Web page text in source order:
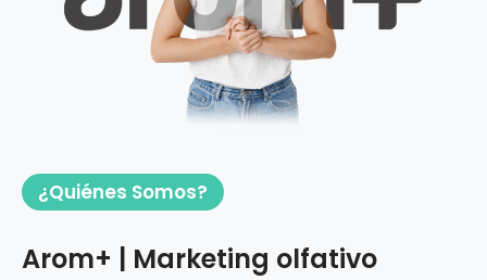
¿Quiénes Somos?
Arom+ | Marketing olfativo